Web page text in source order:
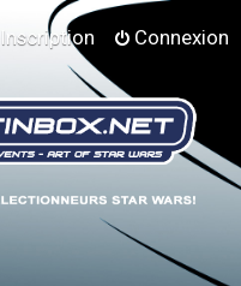
Connexion
Inscription